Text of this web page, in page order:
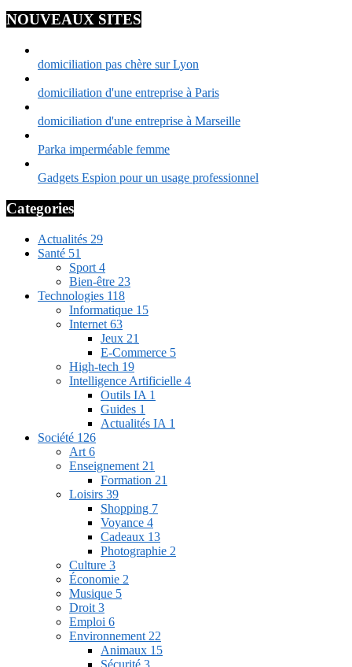
NOUVEAUX SITES
domiciliation pas chère sur Lyon
domiciliation d'une entreprise à Paris
domiciliation d'une entreprise à Marseille
Parka imperméable femme
Gadgets Espion pour un usage professionnel
Categories
Actualités 29
Santé 51
Sport 4
Bien-être 23
Technologies 118
Informatique 15
Internet 63
Jeux 21
E-Commerce 5
High-tech 19
Intelligence Artificielle 4
Outils IA 1
Guides 1
Actualités IA 1
Société 126
Art 6
Enseignement 21
Formation 21
Loisirs 39
Shopping 7
Voyance 4
Cadeaux 13
Photographie 2
Culture 3
Économie 2
Musique 5
Droit 3
Emploi 6
Environnement 22
Animaux 15
Sécurité 3